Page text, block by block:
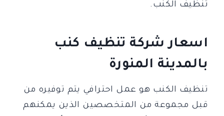
تنظيف الكنب.
اسعار شركة تنظيف كنب
بالمدينة المنورة
تنظيف الكنب هو عمل احترافي يتم توفيره من
قبل مجموعة من المتخصصين الذين يمكنهم